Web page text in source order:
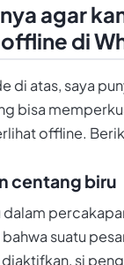
agar
offline di
di atas, saya
bisa
offline.
centang biru
dalam
suatu
si